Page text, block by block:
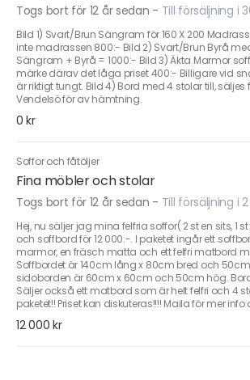
Togs bort för 12 år sedan - Till försäljning i
Bild 1) Svart/Brun Sängram för 160 X 200
inte madrassen 800:- Bild 2) Svart/Brun Byrå
Sängram + Byrå = 1000:- Bild 3) Äkta Marmor
märke därav det låga priset 400:- Billigare vid
är riktigt tungt. Bild 4) Bord med 4 stolar till, säljes
Vendelsö för av hämtning.
0 kr
Soffor och fåtöljer
Fina möbler och stolar
Togs bort för 12 år sedan - Till försäljning i
Hej, nu säljer jag mina felfria soffor( 2 st en sits, 1 st
och soffbord för 12 000:-. I paketet ingår ett
marmor, en fräsch matta och ett felfri matbord
Soffbordet är 140cm lång x 80cm bred och
sidoborden är 60cm x 60cm och 50cm hög.
Säljer också ett matbord som är helt felfri och 4
paketet!! Priset kan diskuteras!!!! Maila för mer info
12 000 kr